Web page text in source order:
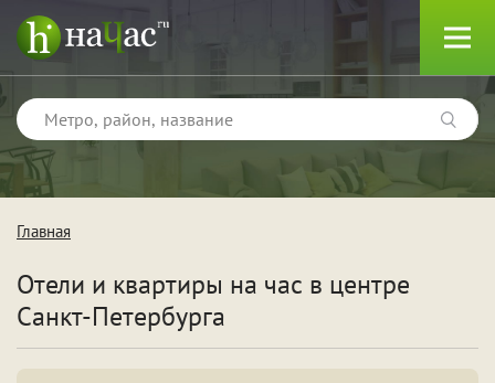
Тип
Квартиры
Главная
Отели и квартиры на час в центре
Санкт-Петербурга